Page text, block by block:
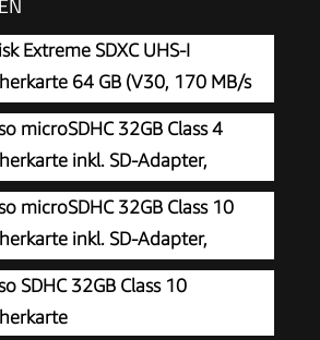
Extreme SDXC UHS-I
64 GB (V30, 170 MB/s
U3, 4K UHD Videos,
Technologie, wasserdicht,
microSDHC 32GB Class 4
inkl. SD-Adapter,
microSDHC 32GB Class 10
inkl. SD-Adapter,
SDHC 32GB Class 10